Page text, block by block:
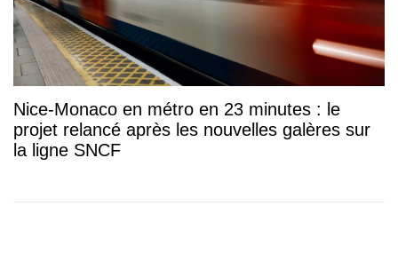
Nice-Monaco en métro en 23 minutes : le
projet relancé après les nouvelles galères sur
la ligne SNCF